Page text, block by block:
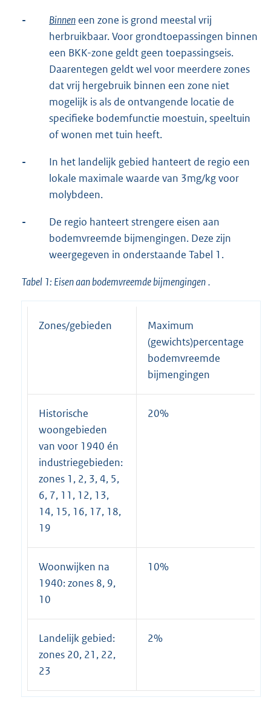
- Binnen een zone is grond meestal vrij
herbruikbaar. Voor grondtoepassingen binnen
een BKK-zone geldt geen toepassingseis.
Daarentegen geldt wel voor meerdere zones
dat vrij hergebruik binnen een zone niet
mogelijk is als de ontvangende locatie de
specifieke bodemfunctie moestuin, speeltuin
of wonen met tuin heeft.
-
In het landelijk gebied hanteert de regio een
lokale maximale waarde van 3mg/kg voor
molybdeen.
-
De regio hanteert strengere eisen aan
bodemvreemde bijmengingen. Deze zijn
weergegeven in onderstaande Tabel 1.
Tabel 1: Eisen aan bodemvreemdebijmengingen.
Zones/gebieden
Maximum
(gewichts)percentage
bodemvreemde
bijmengingen
Historische
woongebieden
van voor 1940 én
industriegebieden:
zones 1, 2, 3, 4, 5,
6, 7, 11, 12, 13,
14, 15, 16, 17, 18,
19
20%
Woonwijken na
1940: zones 8, 9,
10
10%
Landelijk gebied:
zones 20, 21, 22,
23
2%